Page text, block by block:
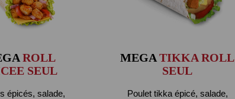
ROLL
SEUL
épicés, salade,
MEGA TIKKA ROLL
SEUL
Poulet tikka épicé, salade,